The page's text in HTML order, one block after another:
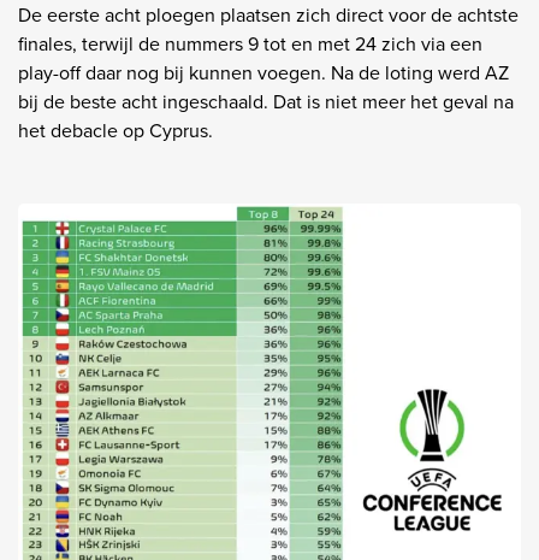
De eerste acht ploegen plaatsen zich direct voor de achtste
finales, terwijl de nummers 9 tot en met 24 zich via een
play-off daar nog bij kunnen voegen. Na de loting werd AZ
bij de beste acht ingeschaald. Dat is niet meer het geval na
het debacle op Cyprus.